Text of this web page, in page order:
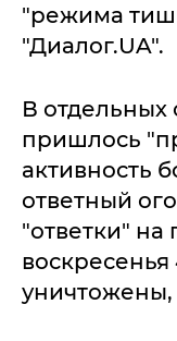
"режима
"Диалог.UA".
В отдельных
пришлось
активность
ответный
"ответки"
воскресенья
уничтожены,